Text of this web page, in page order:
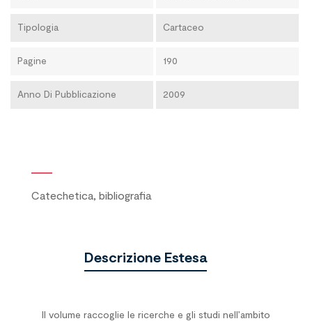
Tipologia Cartaceo
Pagine 190
Anno Di Pubblicazione 2009
Catechetica, bibliografia
Descrizione Estesa
Il volume raccoglie le ricerche e gli studi nell’ambito